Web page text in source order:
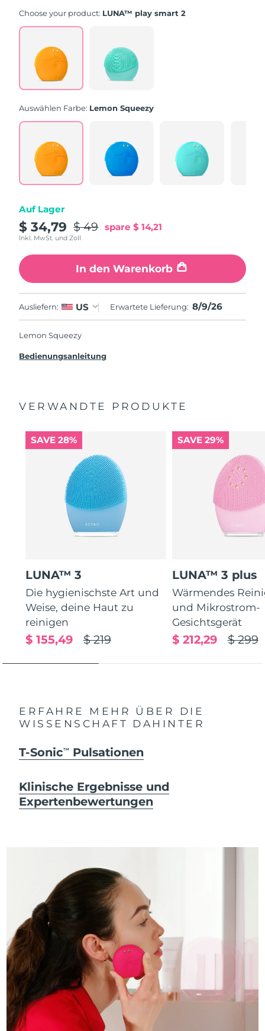
Bewertung.
232
Link
derselben
Seite.
Choose your product: LUNA™ play smart 2
Auswählen Farbe: Lemon Squeezy
Auf Lager
$ 34,79 $ 49 spare$ 14,21
Inkl. MwSt. und Zoll
In den Warenkorb
Ausliefern: US Erwartete Lieferung: 8/9/26
Lemon Squeezy
Bedienungsanleitung
VERWANDTE PRODUKTE
SAVE 28%
LUNA™ 3
Die hygienischste Art und
Weise, deine Haut zu
reinigen
$ 219
$ 155,49
SAVE 29%
LUNA™ 3 plus
Wärmendes
und Mikrostrom-
Gesichtsgerät
$ 299
$ 212,29
ERFAHRE MEHR ÜBER DIE
WISSENSCHAFT DAHINTER
T-SonicTM Pulsationen
Klinische Ergebnisse und
Expertenbewertungen